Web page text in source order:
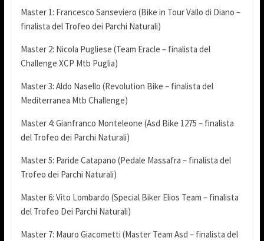
Master 1: Francesco Sanseviero (Bike in Tour Vallo di Diano –
finalista del Trofeo dei Parchi Naturali)
Master 2: Nicola Pugliese (Team Eracle – finalista del
Challenge XCP Mtb Puglia)
Master 3: Aldo Nasello (Revolution Bike – finalista del
Mediterranea Mtb Challenge)
Master 4: Gianfranco Monteleone (Asd Bike 1275 – finalista
del Trofeo dei Parchi Naturali)
Master 5: Paride Catapano (Pedale Massafra – finalista del
Trofeo dei Parchi Naturali)
Master 6: Vito Lombardo (Special Biker Elios Team – finalista
del Trofeo Dei Parchi Naturali)
Master 7: Mauro Giacometti (Master Team Asd – finalista del